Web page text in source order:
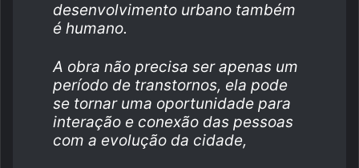
desenvolvimento urbano também
é humano.
A obra não precisa ser apenas um
período de transtornos, ela pode
se tornar uma oportunidade para
interação e conexão das pessoas
com a evolução da cidade,